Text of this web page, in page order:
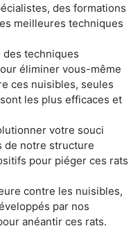
des formations
meilleures techniques
des techniques
éliminer vous-même
ces nuisibles, seules
les plus efficaces et
votre souci
de notre structure
pour piéger ces rats
contre les nuisibles,
par nos
anéantir ces rats.